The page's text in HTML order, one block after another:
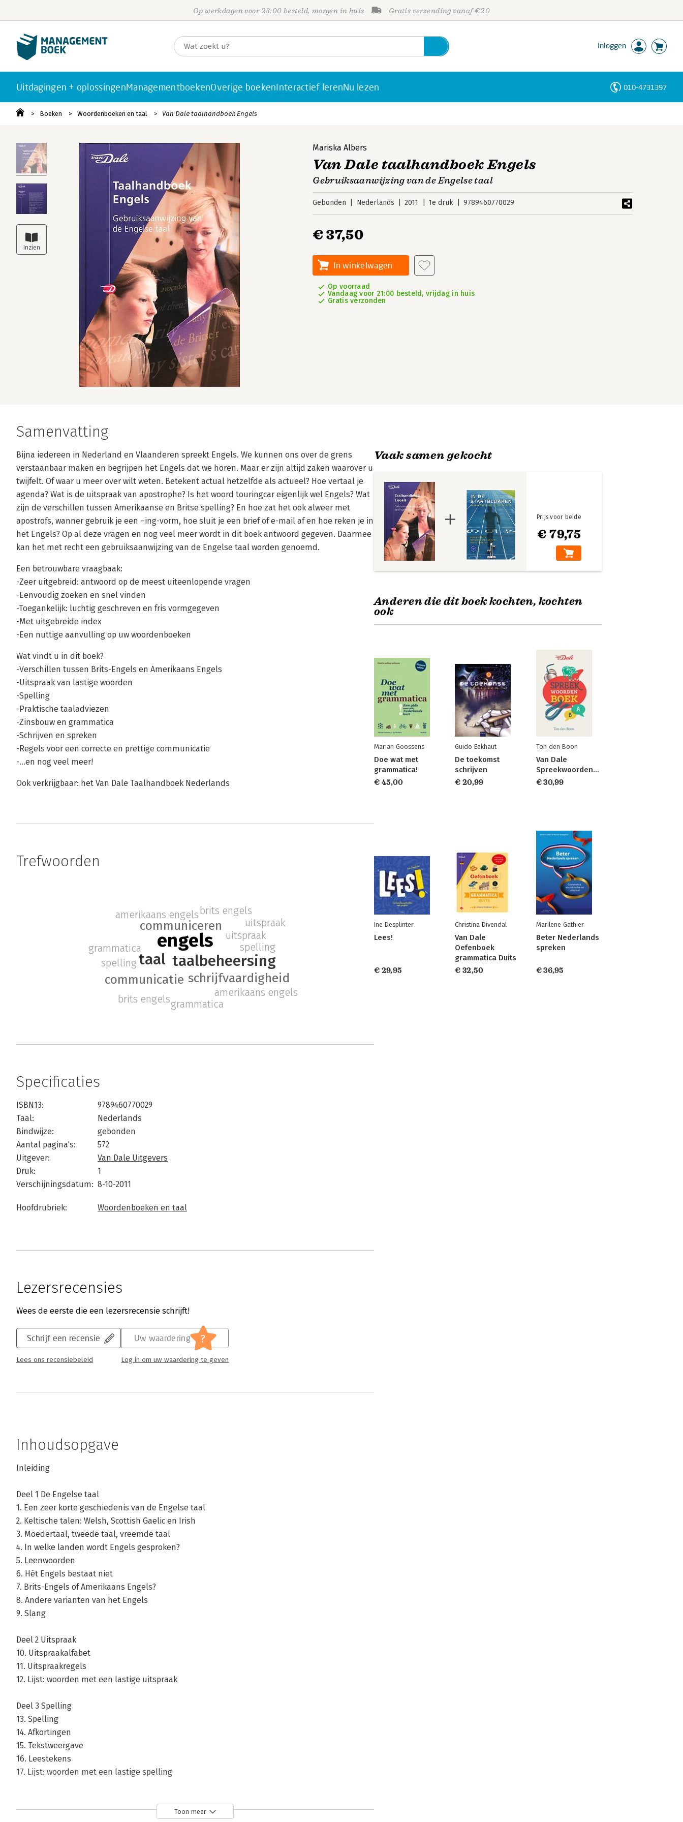
Op werkdagen voor 23:00 besteld, morgen in huis Gratis verzending vanaf €20
Inloggen
Uitdagingen + oplossingenManagementboekenOverige boekenInteractief lerenNu lezen 010-4731397
Boeken Woordenboeken en taal Van Dale taalhandboek Engels
Mariska Albers
Van Dale taalhandboek Engels
Gebruiksaanwijzing van de Engelse taal
Gebonden Nederlands 2011 1e druk 9789460770029
€ 37,50
In winkelwagen
Op voorraad
Vandaag voor 21:00 besteld, vrijdag in huis
Gratis verzonden
Samenvatting
Bijna iedereen in Nederland en Vlaanderen spreekt Engels. We kunnen ons over de grens
verstaanbaar maken en begrijpen het Engels dat we horen. Maar er zijn altijd zaken waarover u
twijfelt. Of waar u meer over wilt weten. Betekent actual hetzelfde als actueel? Hoe vertaal je
agenda? Wat is de uitspraak van apostrophe? Is het woord touringcar eigenlijk wel Engels? Wat
zijn de verschillen tussen Amerikaanse en Britse spelling? En hoe zat het ook alweer met
apostrofs, wanner gebruik je een –ing-vorm, hoe sluit je een brief of e-mail af en hoe reken je in
het Engels? Op al deze vragen en nog veel meer wordt in dit boek antwoord gegeven. Daarmee
kan het met recht een gebruiksaanwijzing van de Engelse taal worden genoemd.
Een betrouwbare vraagbaak:
-Zeer uitgebreid: antwoord op de meest uiteenlopende vragen
-Eenvoudig zoeken en snel vinden
-Toegankelijk: luchtig geschreven en fris vormgegeven
-Met uitgebreide index
-Een nuttige aanvulling op uw woordenboeken
Wat vindt u in dit boek?
-Verschillen tussen Brits-Engels en Amerikaans Engels
-Uitspraak van lastige woorden
-Spelling
-Praktische taaladviezen
-Zinsbouw en grammatica
-Schrijven en spreken
-Regels voor een correcte en prettige communicatie
-...en nog veel meer!
Ook verkrijgbaar: het Van Dale Taalhandboek Nederlands
Trefwoorden
engels
taalbeheersing
taal
communiceren
schrijfvaardigheid
communicatie
uitspraak
amerikaans engels
spelling
grammatica
brits engels
uitspraak
amerikaans engels
spelling
grammatica
brits engels
Specificaties
ISBN13:
9789460770029
Taal:
Nederlands
Bindwijze:
gebonden
Aantal pagina's:
572
Uitgever:
Van Dale Uitgevers
Druk:
1
Verschijningsdatum: 8-10-2011
Hoofdrubriek: Woordenboeken en taal
Lezersrecensies
Wees de eerste die een lezersrecensie schrijft!
Schrijf een recensie
Lees ons recensiebeleid
Uw waardering ?
Log in om uw waardering te geven
Inhoudsopgave
Inleiding
Deel 1 De Engelse taal
1. Een zeer korte geschiedenis van de Engelse taal
2. Keltische talen: Welsh, Scottish Gaelic en Irish
3. Moedertaal, tweede taal, vreemde taal
4. In welke landen wordt Engels gesproken?
5. Leenwoorden
6. Hét Engels bestaat niet
7. Brits-Engels of Amerikaans Engels?
8. Andere varianten van het Engels
9. Slang
Deel 2 Uitspraak
10. Uitspraakalfabet
11. Uitspraakregels
12. Lijst: woorden met een lastige uitspraak
Deel 3 Spelling
13. Spelling
14. Afkortingen
15. Tekstweergave
16. Leestekens
17. Lijst: woorden met een lastige spelling
18. Praktische taaladviezen van a tot z
Toon meer
Vaak samen gekocht
€ 79,75
Prijs voor beide
Anderen die dit boek kochten, kochten
ook
Marian Goossens
Doe wat met
grammatica!
€ 45,00
Guido Eekhaut
De toekomst
schrijven
€ 20,99
Ton den Boon
Van Dale
Spreekwoordenboek
€ 30,99
Ine Desplinter
Lees!
€ 29,95
Christina Divendal
Van Dale
Oefenboek
grammatica Duits
€ 32,50
Marilene Gathier
Beter Nederlands
spreken
€ 36,95
Personen